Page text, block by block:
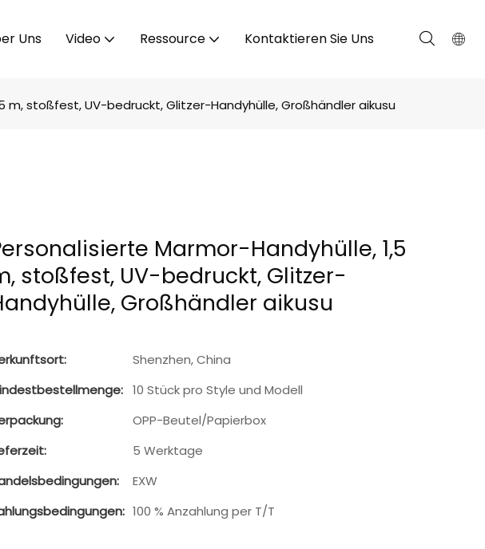
Uns Video Ressource Kontaktieren Sie Uns
m, stoßfest, UV-bedruckt, Glitzer-Handyhülle, Großhändler aikusu
Marmor-Handyhülle, 1,5
stoßfest, UV-bedruckt, Glitzer-
Großhändler aikusu
Shenzhen, China
10 Stück pro Style und Modell
OPP-Beutel/Papierbox
5 Werktage
EXW
100 % Anzahlung per T/T